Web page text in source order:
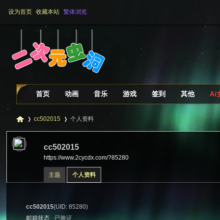
设为首页 收藏本站 繁体浏览
首页 动画 音乐 游戏 签到 其他 Ai
cc502015
›
个人资料
cc502015
https://www.2cycdx.com/?85280
主题 个人资料
cc502015(UID: 85280)
邮箱状态
已验证